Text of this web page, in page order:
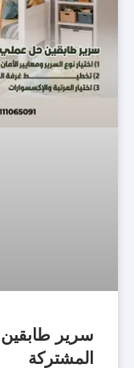
سرير
المشتركة